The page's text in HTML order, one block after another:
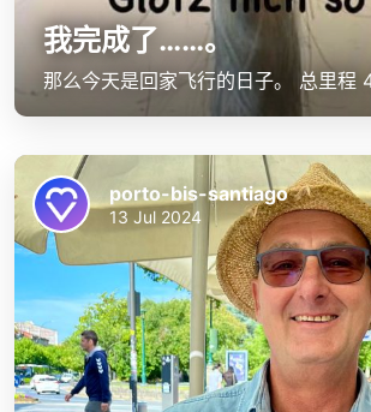
我完成了……。
那么今天是回家飞行的日子。 总里程
porto-bis-santiago
13 Jul 2024